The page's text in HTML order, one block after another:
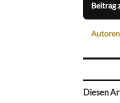
Beitrag
Diesen